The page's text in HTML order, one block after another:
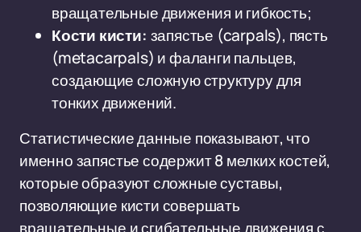
вращательные движения и гибкость;
Кости кисти: запястье (carpals), пясть
(metacarpals) и фаланги пальцев,
создающие сложную структуру для
тонких движений.
Статистические данные показывают, что
именно запястье содержит 8 мелких костей,
которые образуют сложные суставы,
позволяющие кисти совершать